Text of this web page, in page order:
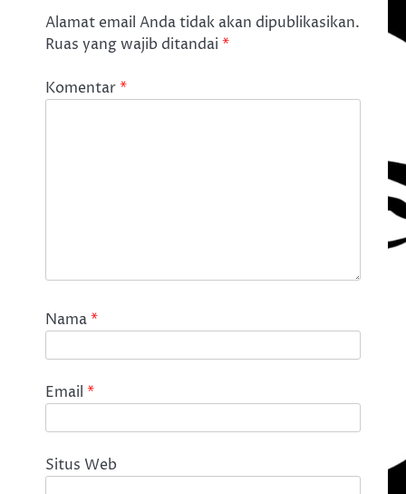
Alamat email Anda tidak akan dipublikasikan.
Ruas yang wajib ditandai *
Komentar*
Nama*
Email *
Situs Web